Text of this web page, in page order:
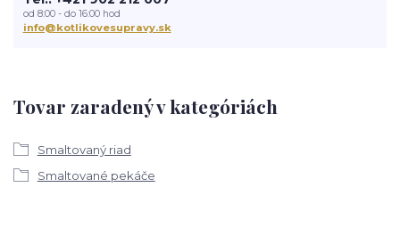
Tovar zaradený v kategóriách
Smaltovaný riad
Smaltované pekáče
od 8:00 - do 16:00 hod
info@kotlikovesupravy.sk